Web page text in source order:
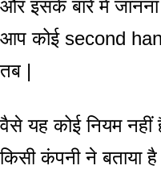
और इसके बारे में जानना
आप कोई second
तब |
वैसे यह कोई नियम
किसी कंपनी ने बताया